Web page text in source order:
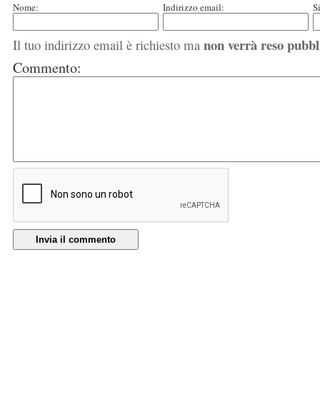
Nome: Indirizzo email:
Il tuo indirizzo email è richiesto ma non verrà reso
Commento:
Invia il commento